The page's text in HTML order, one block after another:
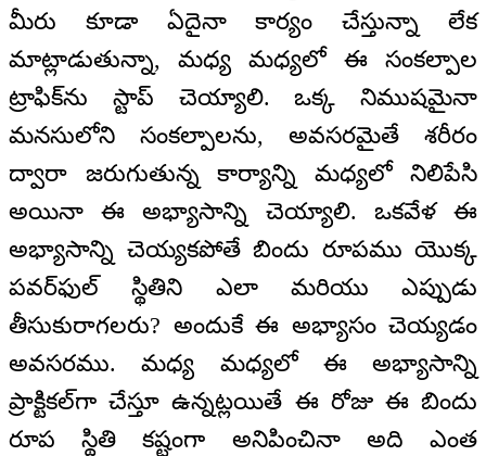
మీరు కూడా ఏదైనా కార్యం చేస్తున్నా లేక
మాట్లాడుతున్నా, మధ్య మధ్యలో ఈ సంకల్పాల
ట్రాఫిక్‌ను స్టాప్ చెయ్యాలి. ఒక్క నిముషమైనా
మనసులోని సంకల్పాలను, అవసరమైతే శరీరం
ద్వారా జరుగుతున్న కార్యాన్ని మధ్యలో నిలిపేసి
అయినా ఈ అభ్యాసాన్ని చెయ్యాలి. ఒకవేళ ఈ
అభ్యాసాన్ని చెయ్యకపోతే బిందు రూపము యొక్క
పవర్‌ఫుల్ స్థితిని ఎలా మరియు ఎప్పుడు
తీసుకురాగలరు? అందుకే ఈ అభ్యాసం చెయ్యడం
అవసరము. మధ్య మధ్యలో ఈ అభ్యాసాన్ని
ప్రాక్టికల్‌గా చేస్తూ ఉన్నట్లయితే ఈ రోజు ఈ బిందు
రూప స్థితి కష్టంగా అనిపించినా అది ఎంత